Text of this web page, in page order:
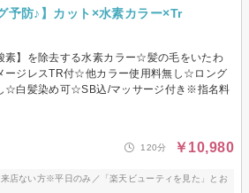
予防♪】カット×水素カラー×Tr
素】を除去する水素カラー☆髪の毛をいたわ
ージレスTR付☆他カラー使用料無し☆ロング
☆白髪染め可☆SB込/マッサージ付き※指名料
120分 ￥10,980
店ない方※平日のみ／「楽天ビューティを見た」とお